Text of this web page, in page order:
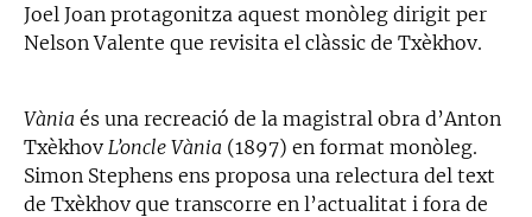
Joel Joan protagonitza aquest monòleg dirigit per
Nelson Valente que revisita el clàssic de Txèkhov.
Vània és una recreació de la magistral obra d’Anton
Txèkhov L’oncle Vània (1897) en format monòleg.
Simon Stephens ens proposa una relectura del text
de Txèkhov que transcorre en l’actualitat i fora de